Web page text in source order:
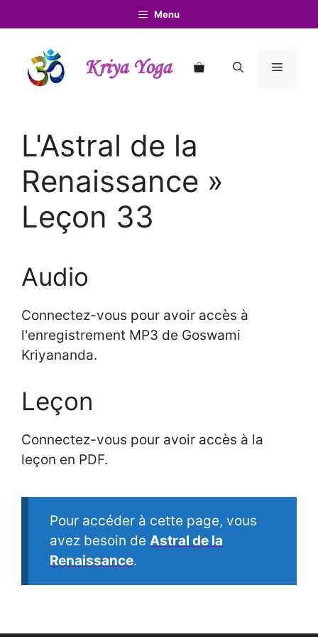
au
contenu
Menu
Kriya Yoga Menu
L'Astral de la
Renaissance »
Leçon 33
Audio
Connectez-vous pour avoir accès à
l'enregistrement MP3 de Goswami
Kriyananda.
Leçon
Connectez-vous pour avoir accès à la
leçon en PDF.
Pour accéder à cette page, vous
avez besoin de Astral de la
Renaissance.